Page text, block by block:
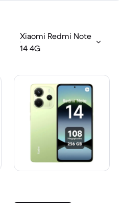
Xiaomi Redmi Note
14 4G
novo